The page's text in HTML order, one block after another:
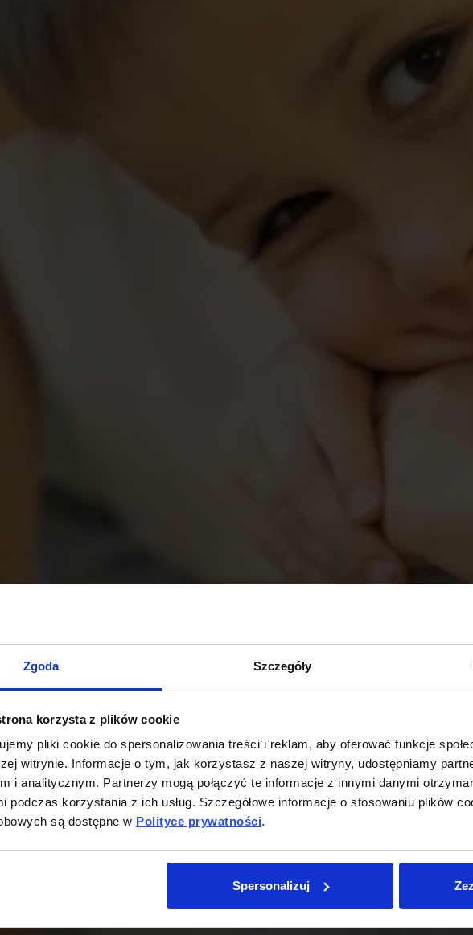
Zgoda Szczegóły
korzysta z plików cookie
pliki cookie do spersonalizowania treści i reklam, aby oferować funkcje
witrynie. Informacje o tym, jak korzystasz z naszej witryny, udostępniamy
i analitycznym. Partnerzy mogą połączyć te informacje z innymi danymi
podczas korzystania z ich usług. Szczegółowe informacje o stosowaniu plików
są dostępne w Polityce prywatności.
Spersonalizuj